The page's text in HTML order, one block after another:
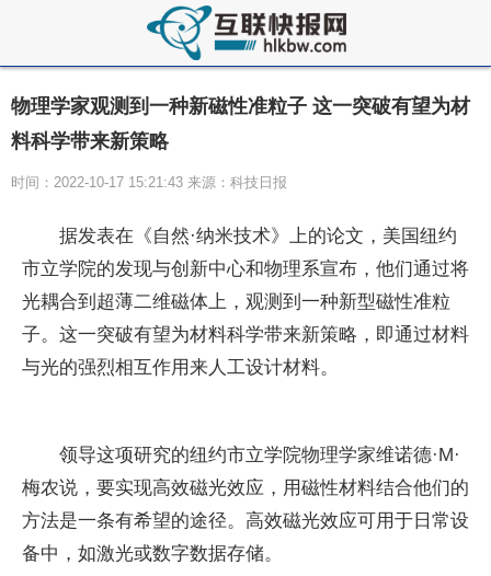
物理学家观测到一种新磁性准粒子 这一突破有望为材
料科学带来新策略
时间：2022-10-17 15:21:43 来源：科技日报
据发表在《自然·纳米技术》上的论文，美国纽约
市立学院的发现与创新中心和物理系宣布，他们通过将
光耦合到超薄二维磁体上，观测到一种新型磁性准粒
子。这一突破有望为材料科学带来新策略，即通过材料
与光的强烈相互作用来人工设计材料。
领导这项研究的纽约市立学院物理学家维诺德·M·
梅农说，要实现高效磁光效应，用磁性材料结合他们的
方法是一条有希望的途径。高效磁光效应可用于日常设
备中，如激光或数字数据存储。